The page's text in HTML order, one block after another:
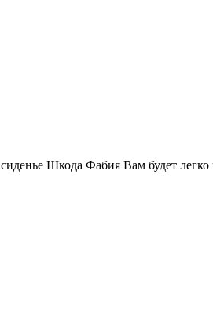
Шкода Фабия Вам будет легко